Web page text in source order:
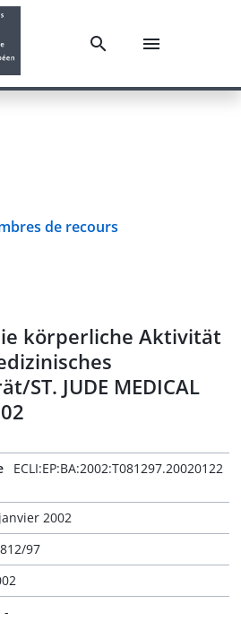
de recours
körperliche Aktivität
ST. JUDE MEDICAL
ECLI:EP:BA:2002:T081297.20020122
2002
97
-